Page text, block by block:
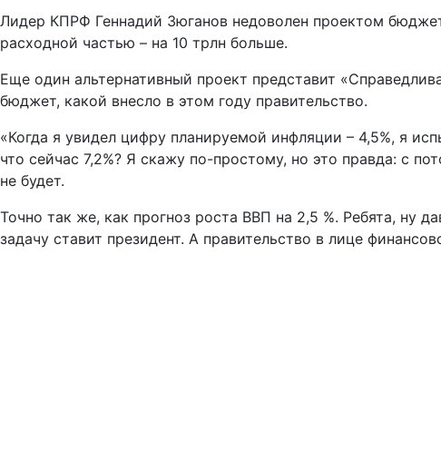
Лидер КПРФ Геннадий Зюганов недоволен проектом
расходной частью – на 10 трлн больше.
Еще один альтернативный проект представит
бюджет, какой внесло в этом году правительство.
«Когда я увидел цифру планируемой инфляции – 4,5%, я
что сейчас 7,2%? Я скажу по-простому, но это правда: с
не будет.
Точно так же, как прогноз роста ВВП на 2,5 %. Ребята, ну
задачу ставит президент. А правительство в лице